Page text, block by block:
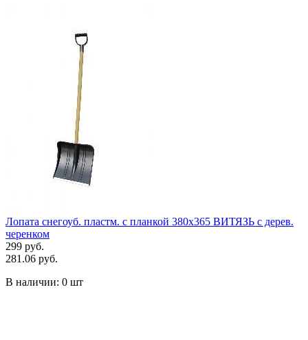
Лопата снегоуб. пластм. с планкой 380х365 ВИТЯЗЬ с дерев.
черенком
299 руб.
281.06 руб.
В наличии: 0 шт